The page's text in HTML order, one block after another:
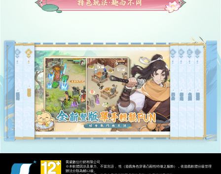
豎造經典，趣而不同 全新豎版，單手輕鬆FUN 出門在外，身份自己給 多線劇情，命運由你定 六代角色，讓你耍個夠 迷宮探險，彩蛋砸不停
喬葳數位行銷有限公司
※本軟體因涉及暴力、不當言語 、性（遊戲角色穿著凸顯性特徵之服飾），依遊戲軟體分級管理
辦法分類為輔12級。